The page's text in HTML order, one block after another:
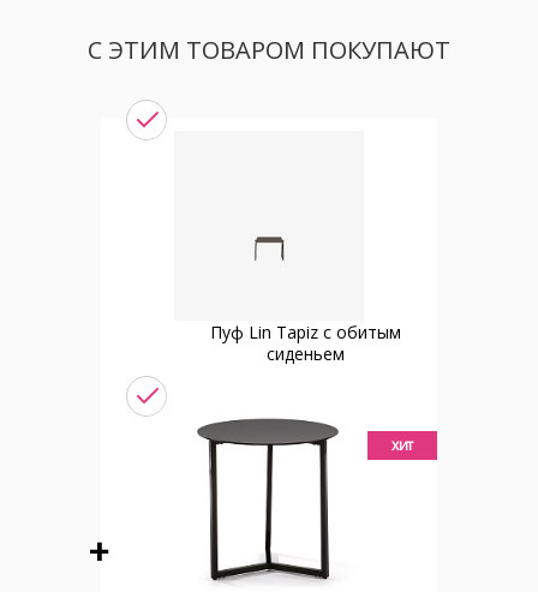
С ЭТИМ ТОВАРОМ ПОКУПАЮТ
Пуф Lin Tapiz с обитым
сиденьем
хит